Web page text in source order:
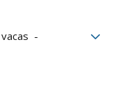
vacas